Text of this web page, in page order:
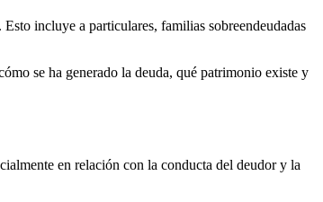
incluye a particulares, familias sobreendeudadas
se ha generado la deuda, qué patrimonio existe y
en relación con la conducta del deudor y la